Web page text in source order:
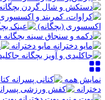
اکسسوری (بچگانه)
مایو دخترانه
نمایش همه
دخترانه